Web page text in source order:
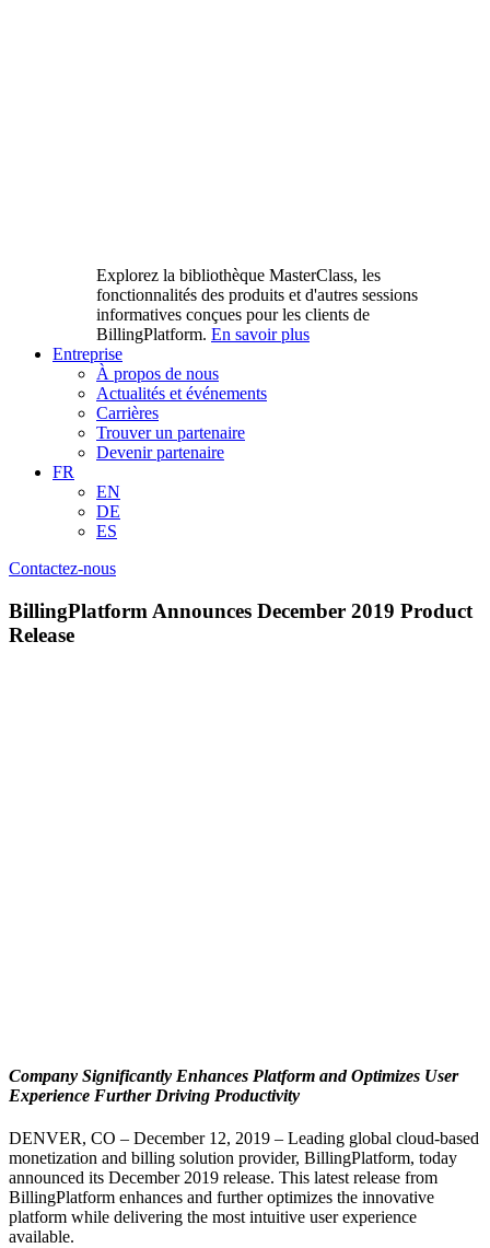
Explorez la bibliothèque MasterClass, les
fonctionnalités des produits et d'autres sessions
informatives conçues pour les clients de
BillingPlatform. En savoir plus
Entreprise
À propos de nous
Actualités et événements
Carrières
Trouver un partenaire
Devenir partenaire
FR
EN
DE
ES
Contactez-nous
BillingPlatform Announces December 2019 Product
Release
Company Significantly Enhances Platform and Optimizes User
Experience Further Driving Productivity
DENVER, CO – December 12, 2019 – Leading global cloud-based
monetization and billing solution provider, BillingPlatform, today
announced its December 2019 release. This latest release from
BillingPlatform enhances and further optimizes the innovative
platform while delivering the most intuitive user experience
available.